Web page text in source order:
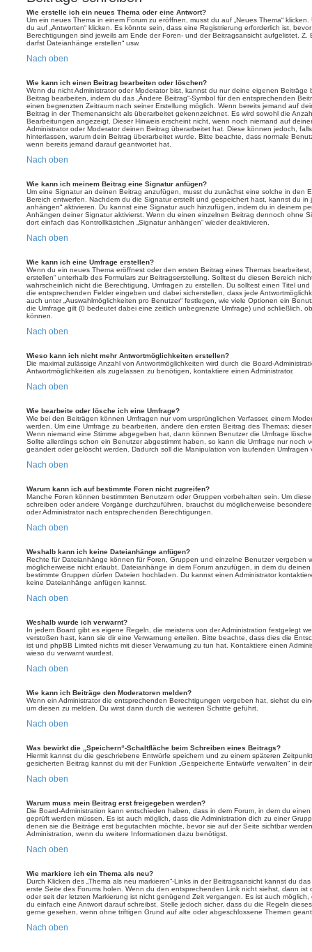
Wie erstelle ich ein neues Thema oder eine Antwort?
Um ein neues Thema in einem Forum zu eröffnen, musst du auf „Neues Thema“
du auf „Antworten“ klicken. Es könnte sein, dass eine Registrierung erforderlich ist,
Berechtigungen sind jeweils am Ende der Foren- und der Beitragsansicht aufgelistet. Z.
darfst Dateianhänge erstellen“ usw.
Nach oben
Wie kann ich einen Beitrag bearbeiten oder löschen?
Wenn du nicht Administrator oder Moderator bist, kannst du nur deine eigenen
Beitrag bearbeiten, indem du das „Ändere Beitrag“-Symbol für den entsprechenden
einen begrenzten Zeitraum nach seiner Erstellung möglich. Wenn bereits jemand auf
Beitrag in der Themenansicht als überarbeitet gekennzeichnet. Es wird sowohl die
Bearbeitungen angezeigt. Dieser Hinweis erscheint nicht, wenn noch niemand auf
Administrator oder Moderator deinen Beitrag überarbeitet hat. Diese können jedoch,
hinterlassen, warum dein Beitrag überarbeitet wurde. Bitte beachte, dass normale
wenn bereits jemand darauf geantwortet hat.
Nach oben
Wie kann ich meinem Beitrag eine Signatur anfügen?
Um eine Signatur an deinen Beitrag anzufügen, musst du zunächst eine solche in den
Bereich entwerfen. Nachdem du die Signatur erstellt und gespeichert hast, kannst du in
anhängen“ aktivieren. Du kannst eine Signatur auch hinzufügen, indem du in deinem
Anhängen deiner Signatur aktivierst. Wenn du einen einzelnen Beitrag dennoch ohne
dort einfach das Kontrollkästchen „Signatur anhängen“ wieder deaktivieren.
Nach oben
Wie kann ich eine Umfrage erstellen?
Wenn du ein neues Thema eröffnest oder den ersten Beitrag eines Themas
erstellen“ unterhalb des Formulars zur Beitragserstellung. Solltest du diesen Bereich
wahrscheinlich nicht die Berechtigung, Umfragen zu erstellen. Du solltest einen Titel
die entsprechenden Felder eingeben und dabei sicherstellen, dass jede
auch unter „Auswahlmöglichkeiten pro Benutzer“ festlegen, wie viele Optionen ein
die Umfrage gilt (0 bedeutet dabei eine zeitlich unbegrenzte Umfrage) und schließlich,
können.
Nach oben
Wieso kann ich nicht mehr Antwortmöglichkeiten erstellen?
Die maximal zulässige Anzahl von Antwortmöglichkeiten wird durch die Board-
Antwortmöglichkeiten als zugelassen zu benötigen, kontaktiere einen Administrator.
Nach oben
Wie bearbeite oder lösche ich eine Umfrage?
Wie bei den Beiträgen können Umfragen nur vom ursprünglichen Verfasser, einem
werden. Um eine Umfrage zu bearbeiten, ändere den ersten Beitrag des Themas;
Wenn niemand eine Stimme abgegeben hat, dann können Benutzer die Umfrage
Sollte allerdings schon ein Benutzer abgestimmt haben, so kann die Umfrage nur noch
geändert oder gelöscht werden. Dadurch soll die Manipulation von laufenden Umfragen
Nach oben
Warum kann ich auf bestimmte Foren nicht zugreifen?
Manche Foren können bestimmten Benutzern oder Gruppen vorbehalten sein. Um
schreiben oder andere Vorgänge durchzuführen, brauchst du möglicherweise
oder Administrator nach entsprechenden Berechtigungen.
Nach oben
Weshalb kann ich keine Dateianhänge anfügen?
Rechte für Dateianhänge können für Foren, Gruppen und einzelne Benutzer vergeben
möglicherweise nicht erlaubt, Dateianhänge in dem Forum anzufügen, in dem du
bestimmte Gruppen dürfen Dateien hochladen. Du kannst einen Administrator
keine Dateianhänge anfügen kannst.
Nach oben
Weshalb wurde ich verwarnt?
In jedem Board gibt es eigene Regeln, die meistens von der Administration festgelegt
verstoßen hast, kann sie dir eine Verwarnung erteilen. Bitte beachte, dass dies die
ist und phpBB Limited nichts mit dieser Verwarnung zu tun hat. Kontaktiere einen
wieso du verwarnt wurdest.
Nach oben
Wie kann ich Beiträge den Moderatoren melden?
Wenn ein Administrator die entsprechenden Berechtigungen vergeben hat, siehst du
um diesen zu melden. Du wirst dann durch die weiteren Schritte geführt.
Nach oben
Was bewirkt die „Speichern“-Schaltfläche beim Schreiben eines Beitrags?
Hiermit kannst du die geschriebene Entwürfe speichern und zu einem späteren
gesicherten Beitrag kannst du mit der Funktion „Gespeicherte Entwürfe verwalten“ in
Nach oben
Warum muss mein Beitrag erst freigegeben werden?
Die Board-Administration kann entschieden haben, dass in dem Forum, in dem du
geprüft werden müssen. Es ist auch möglich, dass die Administration dich zu einer
denen sie die Beiträge erst begutachten möchte, bevor sie auf der Seite sichtbar
Administration, wenn du weitere Informationen dazu benötigst.
Nach oben
Wie markiere ich ein Thema als neu?
Durch Klicken des „Thema als neu markieren“-Links in der Beitragsansicht kannst du
erste Seite des Forums holen. Wenn du den entsprechenden Link nicht siehst, dann ist
oder seit der letzten Markierung ist nicht genügend Zeit vergangen. Es ist auch
du einfach eine Antwort darauf schreibst. Stelle jedoch sicher, dass du die Regeln
gerne gesehen, wenn ohne triftigen Grund auf alte oder abgeschlossene Themen
Nach oben